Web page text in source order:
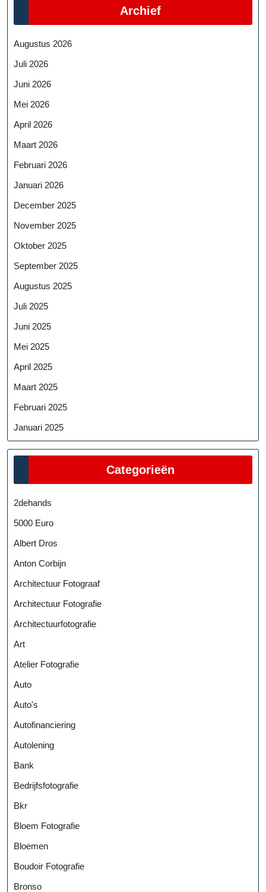
Archief
Augustus 2026
Juli 2026
Juni 2026
Mei 2026
April 2026
Maart 2026
Februari 2026
Januari 2026
December 2025
November 2025
Oktober 2025
September 2025
Augustus 2025
Juli 2025
Juni 2025
Mei 2025
April 2025
Maart 2025
Februari 2025
Januari 2025
Categorieën
2dehands
5000 Euro
Albert Dros
Anton Corbijn
Architectuur Fotograaf
Architectuur Fotografie
Architectuurfotografie
Art
Atelier Fotografie
Auto
Auto's
Autofinanciering
Autolening
Bank
Bedrijfsfotografie
Bkr
Bloem Fotografie
Bloemen
Boudoir Fotografie
Bronso